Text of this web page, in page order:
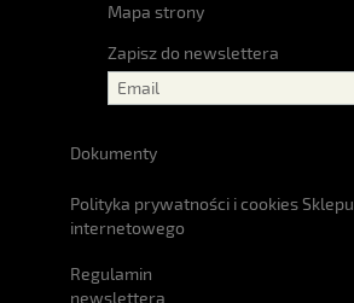
Mapa strony
Zapisz do newslettera
Dokumenty
Polityka prywatności i cookies Sklepu
internetowego
Regulamin
newslettera